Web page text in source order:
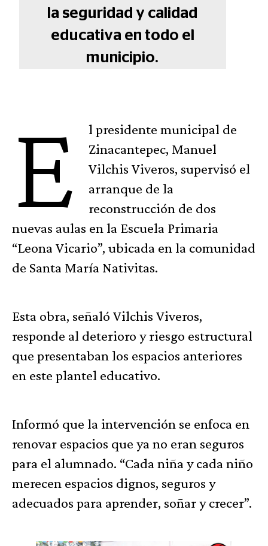
la seguridad y calidad
educativa en todo el
municipio.
E
l presidente municipal de
Zinacantepec, Manuel
Vilchis Viveros, supervisó el
arranque de la
reconstrucción de dos
nuevas aulas en la Escuela Primaria
“Leona Vicario”, ubicada en la comunidad
de Santa María Nativitas.
Esta obra, señaló Vilchis Viveros,
responde al deterioro y riesgo estructural
que presentaban los espacios anteriores
en este plantel educativo.
Informó que la intervención se enfoca en
renovar espacios que ya no eran seguros
para el alumnado. “Cada niña y cada niño
merecen espacios dignos, seguros y
adecuados para aprender, soñar y crecer”.